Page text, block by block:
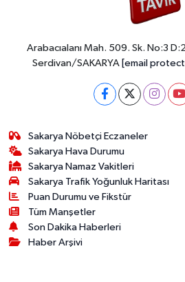
Arabacıalanı Mah. 509. Sk. No:3
Serdivan/SAKARYA [email
Sakarya Nöbetçi Eczaneler
Sakarya Hava Durumu
Sakarya Namaz Vakitleri
Sakarya Trafik Yoğunluk Haritası
Puan Durumu ve Fikstür
Tüm Manşetler
Son Dakika Haberleri
Haber Arşivi